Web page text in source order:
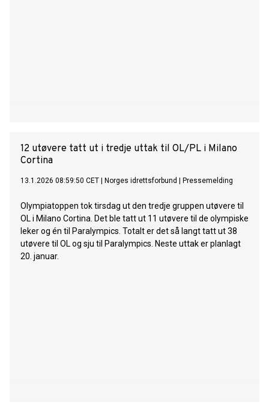
12 utøvere tatt ut i tredje uttak til OL/PL i Milano
Cortina
13.1.2026 08:59:50 CET Norges idrettsforbund Pressemelding
Olympiatoppen tok tirsdag ut den tredje gruppen utøvere til
OL i Milano Cortina. Det ble tatt ut 11 utøvere til de olympiske
leker og én til Paralympics. Totalt er det så langt tatt ut 38
utøvere til OL og sju til Paralympics. Neste uttak er planlagt
20. januar.